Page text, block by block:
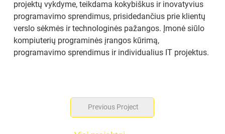
projektų vykdyme, teikdama kokybiškus ir inovatyvius
programavimo sprendimus, prisidedančius prie klientų
verslo sėkmės ir technologinės pažangos. Įmonė siūlo
kompiuterių programinės įrangos kūrimą,
programavimo sprendimus ir individualius IT projektus.
Previous Project